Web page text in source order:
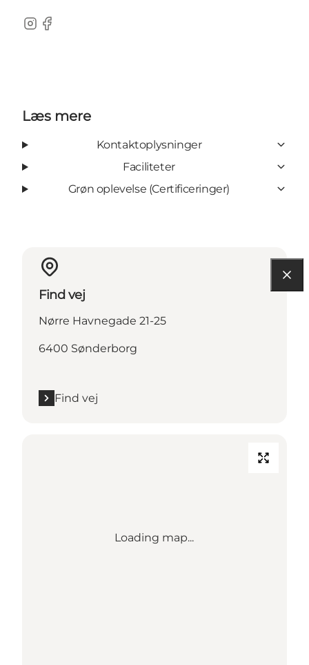
Instagram
Facebook
Læs mere
Kontaktoplysninger
Faciliteter
Grøn oplevelse (Certificeringer)
Find vej
Nørre Havnegade 21-25
6400 Sønderborg
Find vej
Loading map...